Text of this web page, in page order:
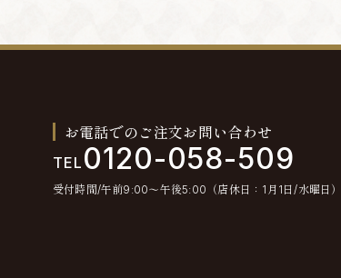
お電話でのご注文お問い合わせ
TEL 0120-058-509
受付時間/午前9:00〜午後5:00（店休日：1月1日/水曜日）